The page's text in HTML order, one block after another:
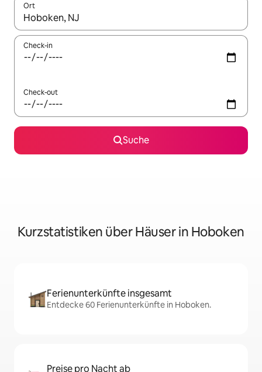
Ort
Wenn Ergebnisse verfügbar sind, navigiere mit den
Check-in
Check-out
Suche
Kurzstatistiken über Häuser in Hoboken
Ferienunterkünfte insgesamt
Entdecke 60 Ferienunterkünfte in Hoboken.
Preise pro Nacht ab